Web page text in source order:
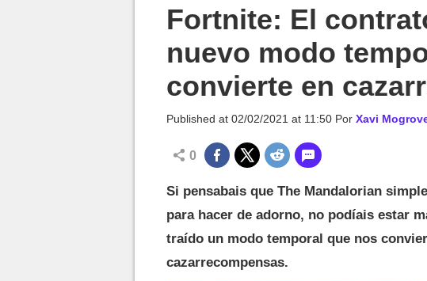
Fortnite: El
nuevo modo
convierte en
Published at 02/02/2021 at 11:50 Por Xavi
0
Si pensabais que The Mandalorian
para hacer de adorno, no podíais estar
traído un modo temporal que nos
cazarrecompensas.